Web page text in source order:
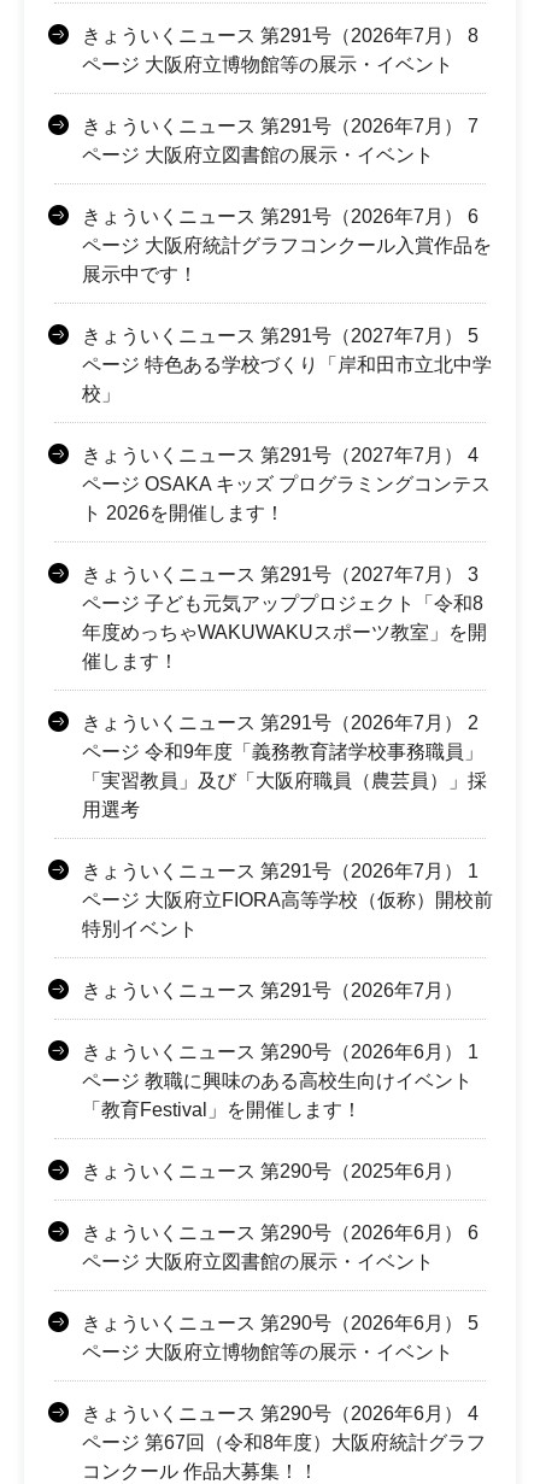
きょういくニュース 第291号（2026年7月） 8
ページ 大阪府立博物館等の展示・イベント
きょういくニュース 第291号（2026年7月） 7
ページ 大阪府立図書館の展示・イベント
きょういくニュース 第291号（2026年7月） 6
ページ 大阪府統計グラフコンクール入賞作品を
展示中です！
きょういくニュース 第291号（2027年7月） 5
ページ 特色ある学校づくり「岸和田市立北中学
校」
きょういくニュース 第291号（2027年7月） 4
ページ OSAKA キッズ プログラミングコンテス
ト 2026を開催します！
きょういくニュース 第291号（2027年7月） 3
ページ 子ども元気アッププロジェクト「令和8
年度めっちゃWAKUWAKUスポーツ教室」を開
催します！
きょういくニュース 第291号（2026年7月） 2
ページ 令和9年度「義務教育諸学校事務職員」
「実習教員」及び「大阪府職員（農芸員）」採
用選考
きょういくニュース 第291号（2026年7月） 1
ページ 大阪府立FIORA高等学校（仮称）開校前
特別イベント
きょういくニュース 第291号（2026年7月）
きょういくニュース 第290号（2026年6月） 1
ページ 教職に興味のある高校生向けイベント
「教育Festival」を開催します！
きょういくニュース 第290号（2025年6月）
きょういくニュース 第290号（2026年6月） 6
ページ 大阪府立図書館の展示・イベント
きょういくニュース 第290号（2026年6月） 5
ページ 大阪府立博物館等の展示・イベント
きょういくニュース 第290号（2026年6月） 4
ページ 第67回（令和8年度）大阪府統計グラフ
コンクール 作品大募集！！